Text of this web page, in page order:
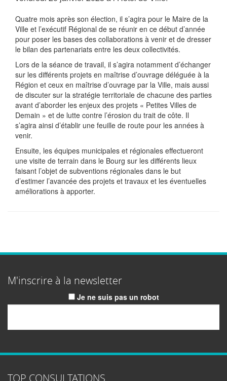
Quatre mois après son élection, il s’agira pour le Maire de la
Ville et l’exécutif Régional de se réunir en ce début d’année
pour poser les bases des collaborations à venir et de dresser
le bilan des partenariats entre les deux collectivités.
Lors de la séance de travail, il s’agira notamment d’échanger
sur les différents projets en maîtrise d’ouvrage déléguée à la
Région et ceux en maîtrise d’ouvrage par la Ville, mais aussi
de discuter sur la stratégie territoriale de chacune des parties
avant d’aborder les enjeux des projets « Petites Villes de
Demain » et de lutte contre l’érosion du trait de côte. Il
s’agira ainsi d’établir une feuille de route pour les années à
venir.
Ensuite, les équipes municipales et régionales effectueront
une visite de terrain dans le Bourg sur les différents lieux
faisant l’objet de subventions régionales dans le but
d’estimer l’avancée des projets et travaux et les éventuelles
améliorations à apporter.
M'inscrire à la newsletter
Je ne suis pas un robot
TOP CONSULTATIONS